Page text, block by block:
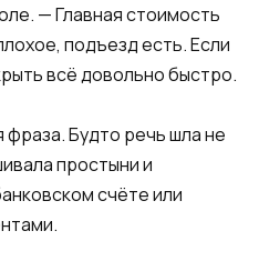
— Главная стоимость
подъезд есть. Если
всё довольно быстро.
Будто речь шла не
простыни и
счёте или